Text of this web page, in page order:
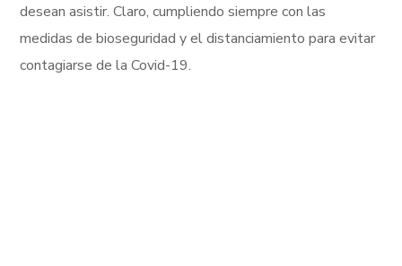
desean asistir. Claro, cumpliendo siempre con las
medidas de bioseguridad y el distanciamiento para evitar
contagiarse de la Covid-19.